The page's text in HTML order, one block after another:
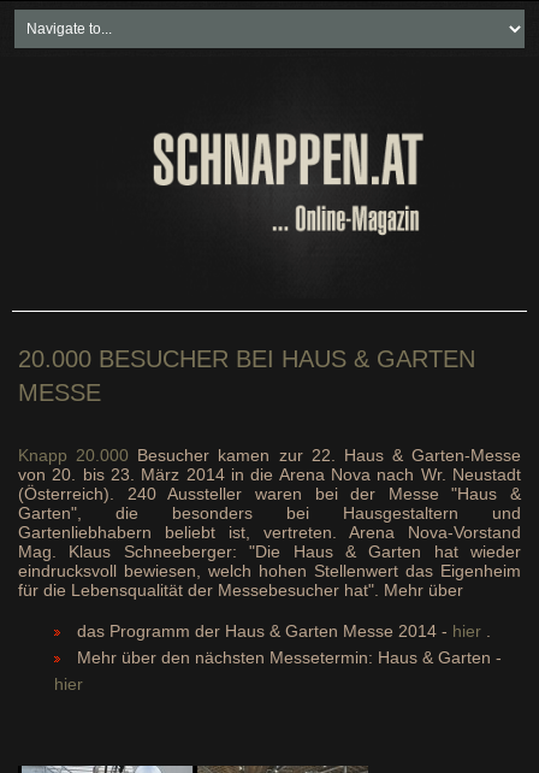
Neueste Beiträge
Soziales & Projekte
20.000 BESUCHER BEI HAUS & GARTEN
MESSE
Knapp 20.000 Besucher kamen zur 22. Haus & Garten-Messe
von 20. bis 23. März 2014 in die Arena Nova nach Wr. Neustadt
(Österreich). 240 Aussteller waren bei der Messe "Haus &
Garten", die besonders bei Hausgestaltern und
Gartenliebhabern beliebt ist, vertreten. Arena Nova-Vorstand
Mag. Klaus Schneeberger: "Die Haus & Garten hat wieder
eindrucksvoll bewiesen, welch hohen Stellenwert das Eigenheim
für die Lebensqualität der Messebesucher hat". Mehr über
das Programm der Haus & Garten Messe 2014 - hier
Mehr über den nächsten Messetermin: Haus & Garten -
hier